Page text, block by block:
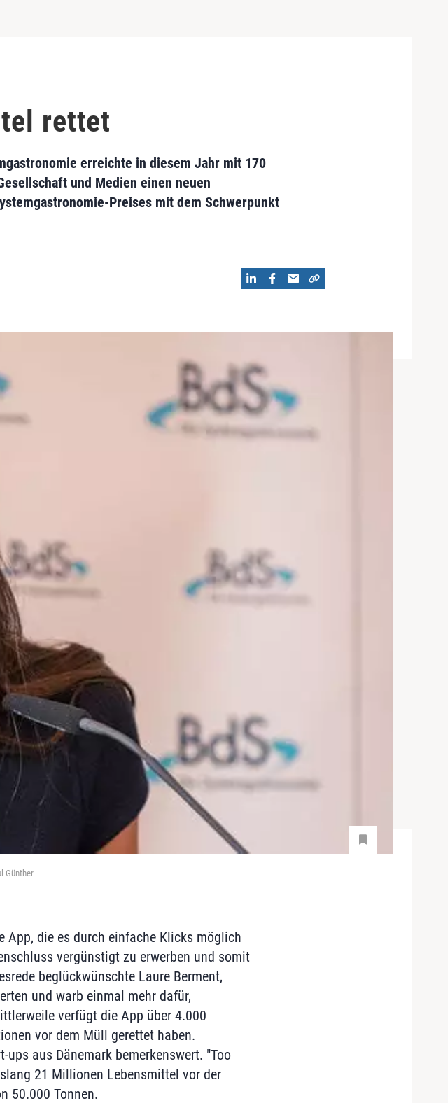
rettet
erreichte in diesem Jahr mit 170
und Medien einen neuen
Preises mit dem Schwerpunkt
Günther
App, die es durch einfache Klicks möglich
vergünstigt zu erwerben und somit
beglückwünschte Laure Berment,
und warb einmal mehr dafür,
verfügt die App über 4.000
vor dem Müll gerettet haben.
aus Dänemark bemerkenswert. "Too
21 Millionen Lebensmittel vor der
50.000 Tonnen.